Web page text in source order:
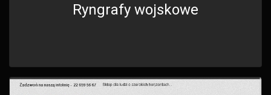
Ryngrafy wojskowe